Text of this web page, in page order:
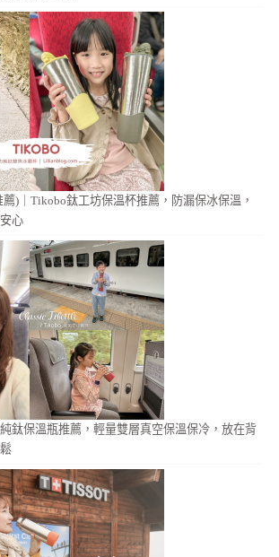
)｜Tikobo鈦工坊保溫杯推薦，防漏保冰保溫，
心
鈦保溫瓶推薦，輕量雙層真空保溫保冷，放在背